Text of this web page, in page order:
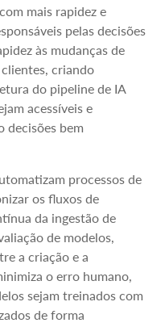
mais rapidez e
pelas decisões
às mudanças de
clientes, criando
do pipeline de IA
acessíveis e
decisões bem
processos de
os fluxos de
da ingestão de
de modelos,
a criação e a
o erro humano,
sejam treinados com
de forma